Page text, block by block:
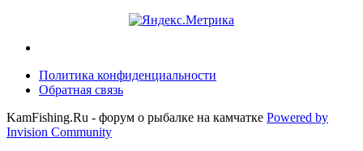
Политика конфиденциальности
Обратная связь
KamFishing.Ru - форум о рыбалке на камчатке Powered by
Invision Community